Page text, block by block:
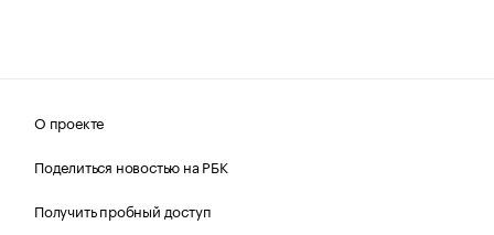
О проекте
Поделиться новостью на РБК
Получить пробный доступ